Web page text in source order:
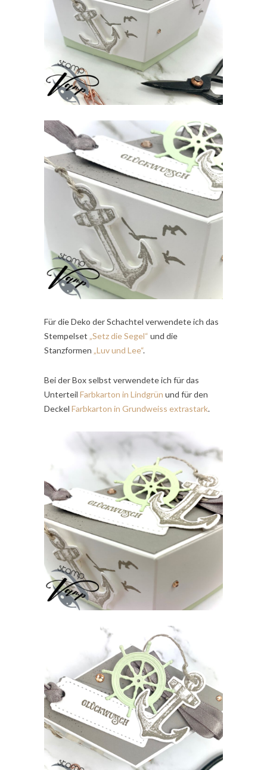
Für die Deko der Schachtel verwendete ich das
Stempelset „Setz die Segel“ und die
Stanzformen „Luv und Lee“.
Bei der Box selbst verwendete ich für das
Unterteil Farbkarton in Lindgrün und für den
Deckel Farbkarton in Grundweiss extrastark.